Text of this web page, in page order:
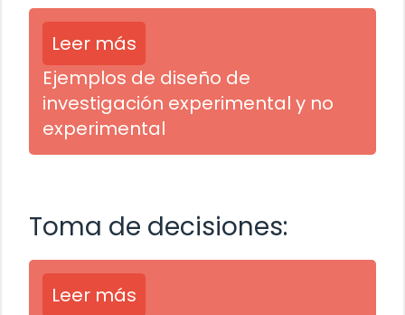
Leer más
Ejemplos de diseño de
investigación experimental y no
experimental
Toma de decisiones:
Leer más